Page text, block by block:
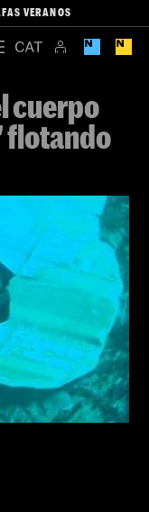
VERANOS
cuerpo
flotando